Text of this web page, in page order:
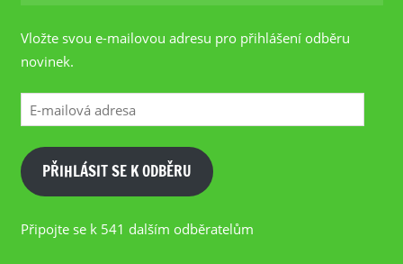
Vložte svou e-mailovou adresu pro přihlášení odběru
novinek.
E-
mailová
adresa
PŘIHLÁSIT SE K ODBĚRU
Připojte se k 541 dalším odběratelům